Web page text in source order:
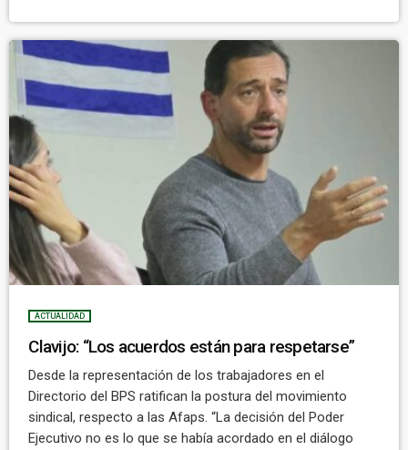
ACTUALIDAD
Clavijo: “Los acuerdos están para respetarse”
Desde la representación de los trabajadores en el
Directorio del BPS ratifican la postura del movimiento
sindical, respecto a las Afaps. “La decisión del Poder
Ejecutivo no es lo que se había acordado en el diálogo